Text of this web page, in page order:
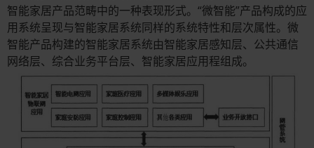
智能家居产品范畴中的一种表现形式。“微智能”产品构成的应
用系统呈现与智能家居系统同样的系统特性和层次属性。微
智能产品构建的智能家居系统由智能家居感知层、公共通信
网络层、综合业务平台层、智能家居应用程组成。